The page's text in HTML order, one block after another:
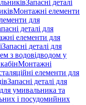
Запасні деталі
Монтажні елементи
для
деталі для
елементи для
Запасні деталі для
з водовідводом у
Монтажні
елементи для
Запасні деталі для
умивальника та
і посудомийних